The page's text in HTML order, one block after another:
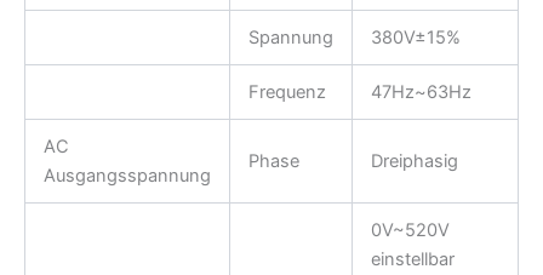
Spannung 380V±15%
Frequenz 47Hz~63Hz
AC
Ausgangsspannung
Phase Dreiphasig
0V~520V
einstellbar